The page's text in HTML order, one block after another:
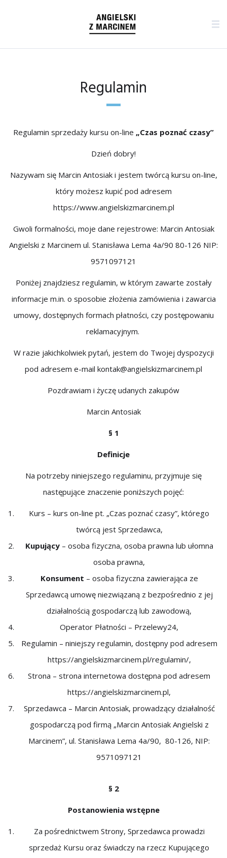
Regulamin
Regulamin sprzedaży kursu on-line „Czas poznać czasy”
Dzień dobry!
Nazywam się Marcin Antosiak i jestem twórcą kursu on-line,
który możesz kupić pod adresem
https://www.angielskizmarcinem.pl
Gwoli formalności, moje dane rejestrowe: Marcin Antosiak
Angielski z Marcinem ul. Stanisława Lema 4a/90 80-126 NIP:
9571097121
Poniżej znajdziesz regulamin, w którym zawarte zostały
informacje m.in. o sposobie złożenia zamówienia i zawarcia
umowy, dostępnych formach płatności, czy postępowaniu
reklamacyjnym.
W razie jakichkolwiek pytań, jestem do Twojej dyspozycji
pod adresem e-mail kontak@angielskizmarcinem.pl
Pozdrawiam i życzę udanych zakupów
Marcin Antosiak
§ 1
Definicje
Na potrzeby niniejszego regulaminu, przyjmuje się
następujące znaczenie poniższych pojęć:
Kurs – kurs on-line pt. „Czas poznać czasy”, którego
twórcą jest Sprzedawca,
Kupujący – osoba fizyczna, osoba prawna lub ułomna
osoba prawna,
Konsument – osoba fizyczna zawierająca ze
Sprzedawcą umowę niezwiązaną z bezpośrednio z jej
działalnością gospodarczą lub zawodową,
Operator Płatności – Przelewy24,
Regulamin – niniejszy regulamin, dostępny pod adresem
https://angielskizmarcinem.pl/regulamin/,
Strona – strona internetowa dostępna pod adresem
https://angielskizmarcinem.pl,
Sprzedawca – Marcin Antosiak, prowadzący działalność
gospodarczą pod firmą „Marcin Antosiak Angielski z
Marcinem”, ul. Stanisława Lema 4a/90, 80-126, NIP:
9571097121
§ 2
Postanowienia wstępne
Za pośrednictwem Strony, Sprzedawca prowadzi
sprzedaż Kursu oraz świadczy na rzecz Kupującego